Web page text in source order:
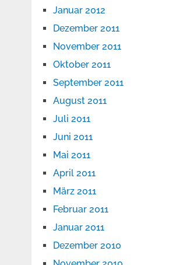
Januar 2012
Dezember 2011
November 2011
Oktober 2011
September 2011
August 2011
Juli 2011
Juni 2011
Mai 2011
April 2011
März 2011
Februar 2011
Januar 2011
Dezember 2010